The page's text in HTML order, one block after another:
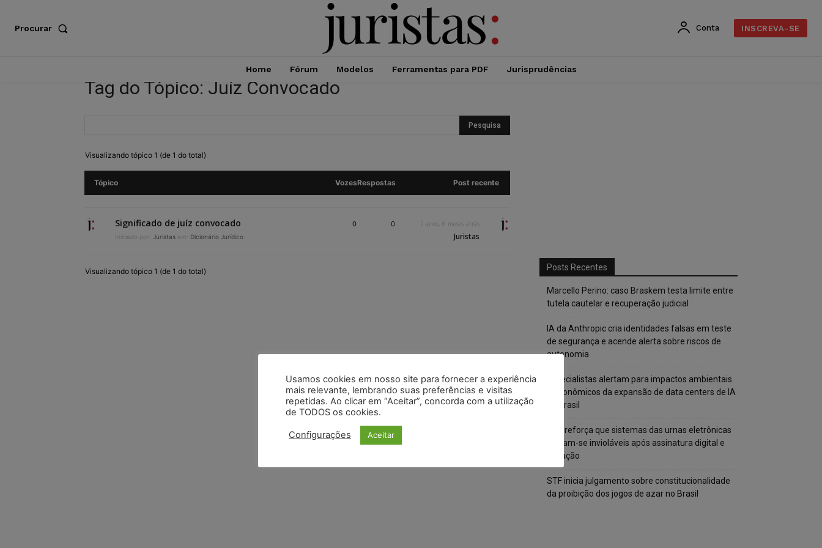
Procurar Conta INSCREVA-SE
Home Fórum Modelos Ferramentas para PDF Jurisprudências
Tag do Tópico: Juíz Convocado
Visualizando tópico 1 (de 1 do total)
Tópico VozesRespostas Post recente
Significado de juíz convocado
Iniciado por: Juristas em: Dicionário Jurídico
0 0 2 anos, 6 meses atrás
Juristas
Visualizando tópico 1 (de 1 do total) Posts Recentes
Marcello Perino: caso Braskem testa limite entre
tutela cautelar e recuperação judicial
IA da Anthropic cria identidades falsas em teste
de segurança e acende alerta sobre riscos de
autonomia
Especialistas alertam para impactos ambientais
e econômicos da expansão de data centers de IA
no Brasil
TSE reforça que sistemas das urnas eletrônicas
tornam-se invioláveis após assinatura digital e
lacração
STF inicia julgamento sobre constitucionalidade
da proibição dos jogos de azar no Brasil
Usamos cookies em nosso site para fornecer a experiência
mais relevante, lembrando suas preferências e visitas
repetidas. Ao clicar em “Aceitar”, concorda com a utilização
de TODOS os cookies.
Configurações Aceitar